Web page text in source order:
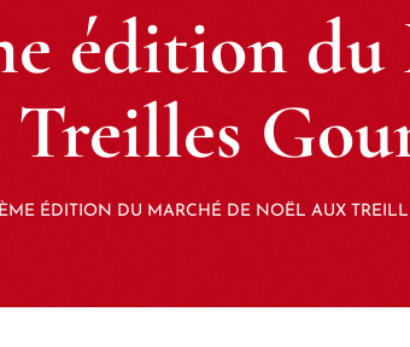
édition
Treilles
ÉDITION DU MARCHÉ DE NOËL AUX